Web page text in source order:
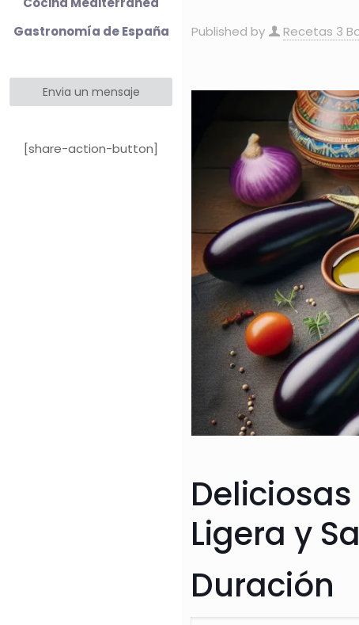
Published by Recetas 3
Ligera y
Duración
Gastronomía de España
Envia un mensaje
[share-action-button]